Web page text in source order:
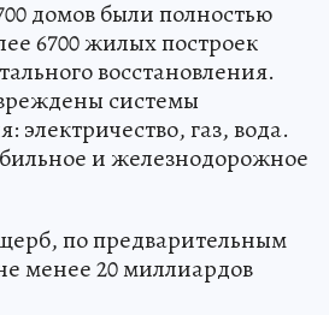
домов были полностью
6700 жилых построек
восстановления.
системы
электричество, газ, вода.
и железнодорожное
по предварительным
менее 20 миллиардов